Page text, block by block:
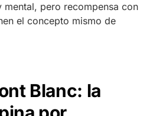
pero recompensa con
el concepto mismo de
Blanc: la